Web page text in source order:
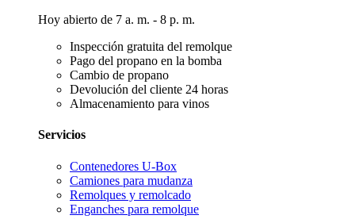
Hoy abierto de 7 a. m. - 8 p. m.
Inspección gratuita del remolque
Pago del propano en la bomba
Cambio de propano
Devolución del cliente 24 horas
Almacenamiento para vinos
Servicios
Contenedores U-Box
Camiones para mudanza
Remolques y remolcado
Enganches para remolque